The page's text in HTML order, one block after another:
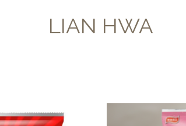
LIAN HWA